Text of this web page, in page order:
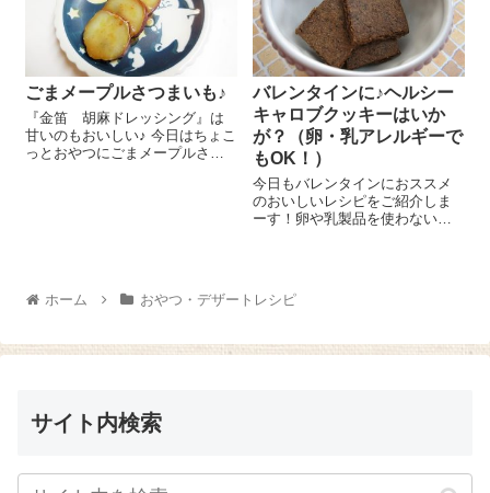
ごまメープルさつまいも♪
『金笛 胡麻ドレッシング』は
甘いのもおいしい♪ 今日はちょこ
っとおやつにごまメープルさつ
バレンタインに♪ヘルシー
キャロブクッキーはいか
が？（卵・乳アレルギーで
もOK！）
今日もバレンタインにおススメ
のおいしいレシピをご紹介しま
ーす！卵や乳製品を使わないヘ
ックキャロブパウダー』 15...
ホーム おやつ・デザートレシピ
サイト内検索